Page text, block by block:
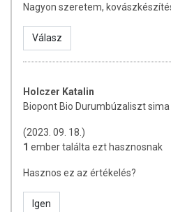
Nagyon szeretem,
Válasz
Holczer Katalin
Biopont Bio Durumbúzaliszt sima
(2023. 09. 18.)
1 ember találta ezt hasznosnak
Hasznos ez az értékelés?
Igen